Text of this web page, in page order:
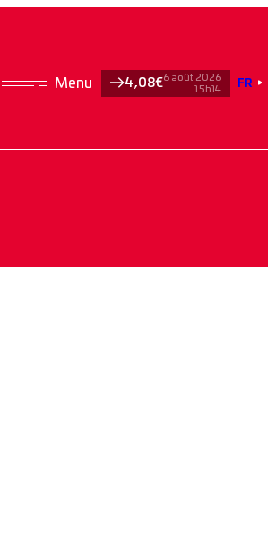
4,08€6 août 2026
15h14
FR